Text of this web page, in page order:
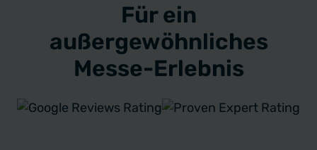
Für ein
außergewöhnliches
Messe-Erlebnis